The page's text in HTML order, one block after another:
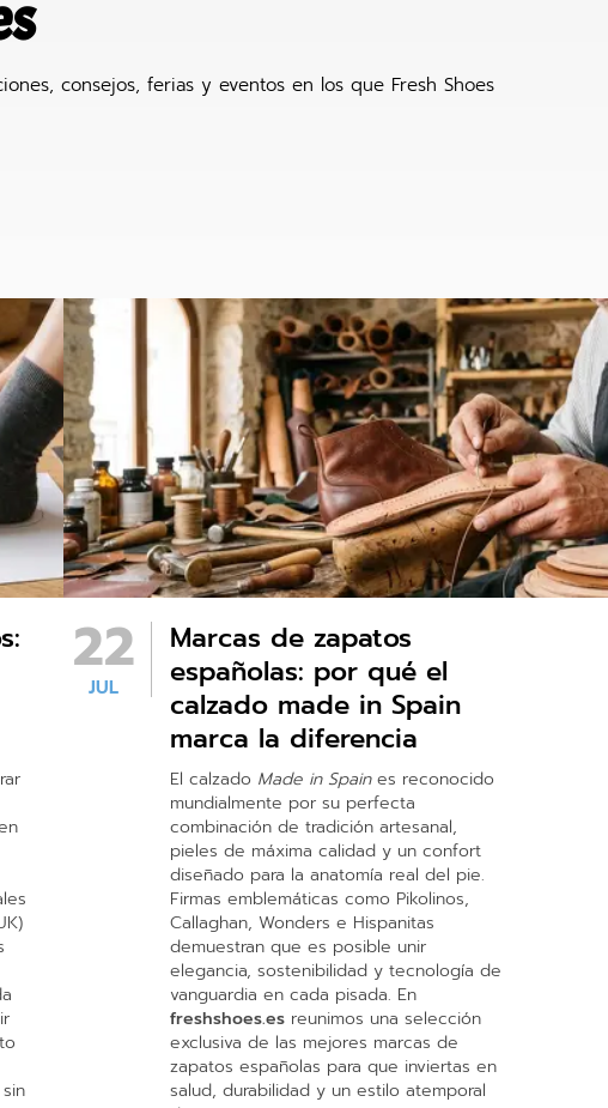
consejos, ferias y eventos en los que Fresh Shoes
22
JUL
Marcas de zapatos
españolas: por qué el
calzado made in Spain
marca la diferencia
El calzado Made in Spaines reconocido
mundialmente por su perfecta
combinación de tradición artesanal,
pieles de máxima calidad y un confort
diseñado para la anatomía real del pie.
Firmas emblemáticas como Pikolinos,
Callaghan, Wonders e Hispanitas
demuestran que es posible unir
elegancia, sostenibilidad y tecnología de
vanguardia en cada pisada. En
freshshoes.es reunimos una selección
exclusiva de las mejores marcas de
zapatos españolas para que inviertas en
salud, durabilidad y un estilo atemporal